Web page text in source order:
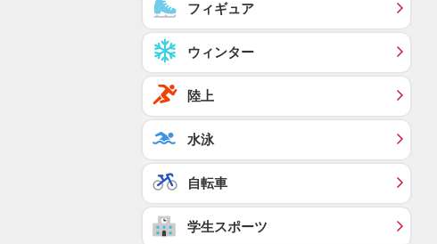
フィギュア
ウィンター
陸上
水泳
自転車
学生スポーツ